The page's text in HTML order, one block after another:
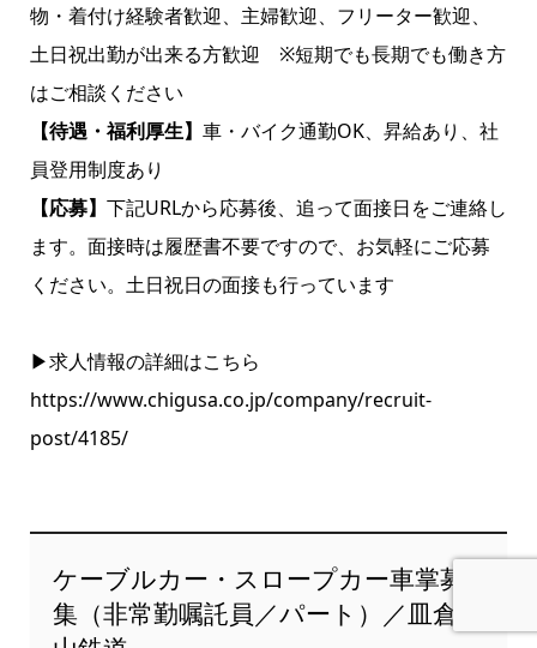
物・着付け経験者歓迎、主婦歓迎、フリーター歓迎、
土日祝出勤が出来る方歓迎 ※短期でも長期でも働き方
はご相談ください
【待遇・福利厚生】 車・バイク通勤OK、昇給あり、社
員登用制度あり
【応募】 下記URLから応募後、追って面接日をご連絡し
ます。面接時は履歴書不要ですので、お気軽にご応募
ください。土日祝日の面接も行っています
▶求人情報の詳細はこちら
https://www.chigusa.co.jp/company/recruit-
post/4185/
ケーブルカー・スロープカー車掌募
集（非常勤嘱託員／パート）／皿倉登